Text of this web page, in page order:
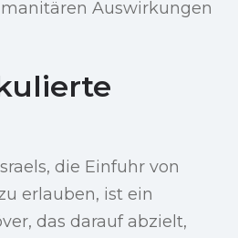
Auswirkungen
die Einfuhr von
erlauben, ist ein
das darauf abzielt,